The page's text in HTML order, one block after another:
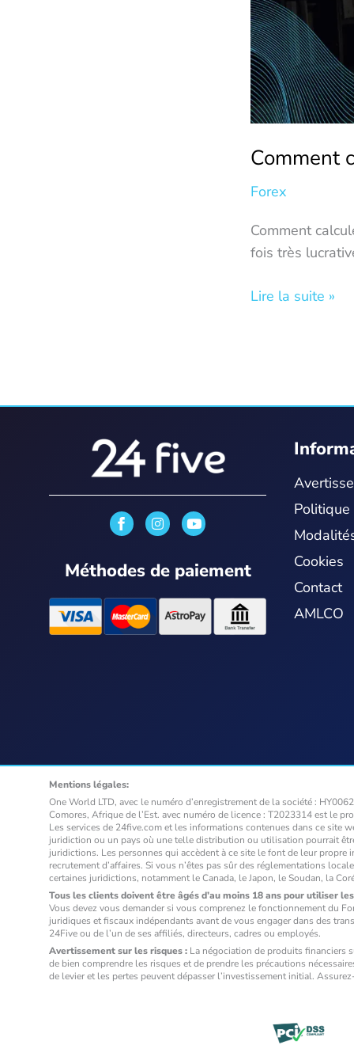
Comment
Forex
Comment
fois très
Lire la suite »
I
n
a
r
m
Y
o
u
e
Méthodes de paiement
Cookies
Contact
AMLCO
Mentions légales:
One World LTD, avec le numéro d’enregistrement de la société :
Comores, Afrique de l’Est. avec numéro de licence : T2023314 est le
Les services de 24five.com et les informations contenues dans ce site
juridiction ou un pays où une telle distribution ou utilisation pourrait
juridictions. Les personnes qui accèdent à ce site le font de leur
recrutement d’affaires. Si vous n’êtes pas sûr des réglementations
certaines juridictions, notamment le Canada, le Japon, le Soudan, la
Tous les clients doivent être âgés d’au moins 18 ans pour utiliser
Vous devez vous demander si vous comprenez le fonctionnement du
juridiques et fiscaux indépendants avant de vous engager dans des
24Five ou de l’un de ses affiliés, directeurs, cadres ou employés.
Avertissement sur les risques : La négociation de produits financiers
de bien comprendre les risques et de prendre les précautions
de levier et les pertes peuvent dépasser l’investissement initial.